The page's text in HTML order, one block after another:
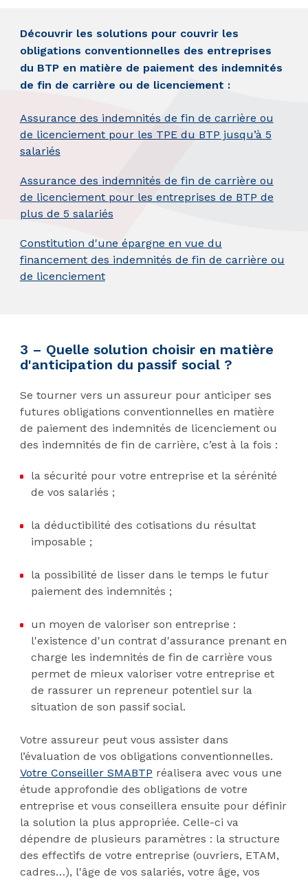
Découvrir les solutions pour couvrir les
obligations conventionnelles des entreprises
du BTP en matière de paiement des indemnités
de fin de carrière ou de licenciement :
Assurance des indemnités de fin de carrière ou
de licenciement pour les TPE du BTP jusqu’à 5
salariés
Assurance des indemnités de fin de carrière ou
de licenciement pour les entreprises de BTP de
plus de 5 salariés
Constitution d'une épargne en vue du
financement des indemnités de fin de carrière ou
de licenciement
3 – Quelle solution choisir en matière
d'anticipation du passif social ?
Se tourner vers un assureur pour anticiper ses
futures obligations conventionnelles en matière
de paiement des indemnités de licenciement ou
des indemnités de fin de carrière, c’est à la fois :
la sécurité pour votre entreprise et la sérénité
de vos salariés ;
la déductibilité des cotisations du résultat
imposable ;
la possibilité de lisser dans le temps le futur
paiement des indemnités ;
un moyen de valoriser son entreprise :
l'existence d'un contrat d'assurance prenant en
charge les indemnités de fin de carrière vous
permet de mieux valoriser votre entreprise et
de rassurer un repreneur potentiel sur la
situation de son passif social.
Votre assureur peut vous assister dans
l’évaluation de vos obligations conventionnelles.
Votre Conseiller SMABTP réalisera avec vous une
étude approfondie des obligations de votre
entreprise et vous conseillera ensuite pour définir
la solution la plus appropriée. Celle-ci va
dépendre de plusieurs paramètres : la structure
des effectifs de votre entreprise (ouvriers, ETAM,
cadres…), l'âge de vos salariés, votre âge, vos